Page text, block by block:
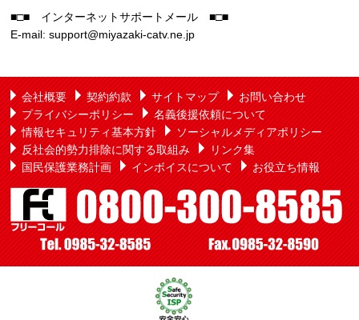
■□■ インターネットサポートメール ■□■
E-mail: support@miyazaki-catv.ne.jp
会社概要 契約約款 サイトマップ
お問い合わせ
プライバシーポリシー
名義後援依頼について
情報セキュリティ基本方針
ソーシャルメディアポリシー
反社会的勢力排除に関する取組み
リンク集
国民保護業務計画
インボイスについて お役立ち情報